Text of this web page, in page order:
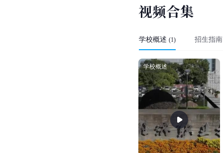
视频合集
学校概述 (1) 招生指南
学校概述